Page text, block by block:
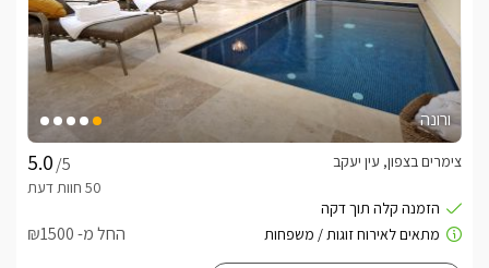
ורונה
/5
צימרים בצפון, עין יעקב
החל מ- ₪1500